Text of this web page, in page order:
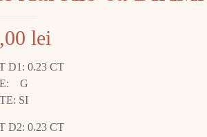
lei
D1: 0.23 CT
G
SI
D2: 0.23 CT